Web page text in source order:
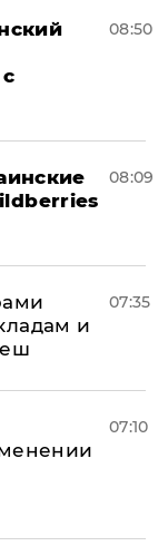
08:50
08:09
и
07:35
07:10